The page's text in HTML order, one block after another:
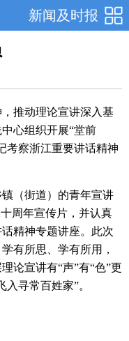
新闻及时报
推动理论宣讲深入基
心组织开展“堂前
考察浙江重要讲话精神
（街道）的青年宣讲
周年宣传片，并认真
精神专题讲座。此次
有所思、学有所用，
论宣讲有“声”有“色”更
寻常百姓家”。